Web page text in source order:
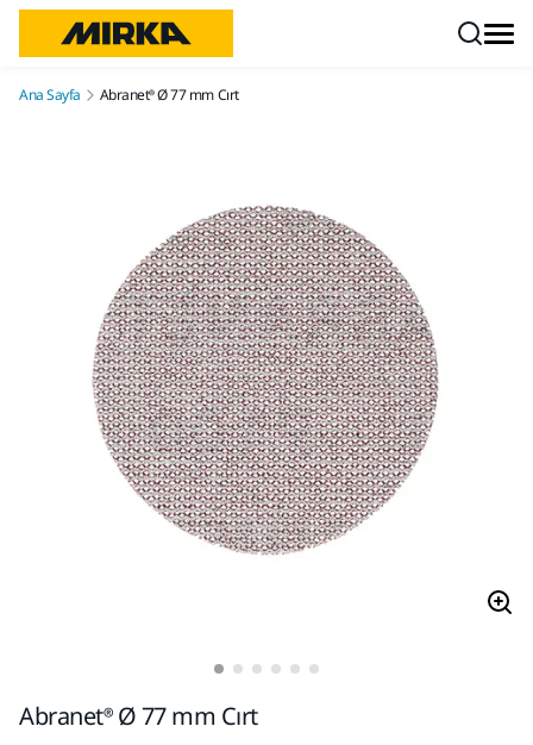
Ana Sayfa Abranet® Ø 77 mm Cırt
Abranet® Ø 77 mm Cırt